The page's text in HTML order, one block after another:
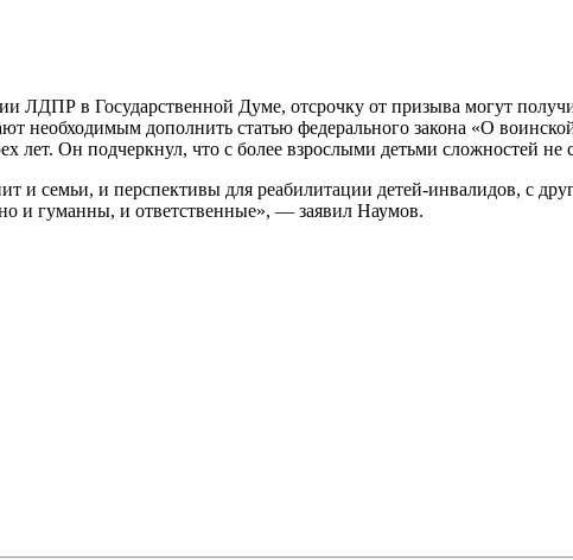
ЛДПР в Государственной Думе, отсрочку от призыва могут
дополнить статью федерального закона «О
лет. Он подчеркнул, что с более взрослыми детьми сложностей не
и семьи, и перспективы для реабилитации детей-инвалидов, с
и гуманны, и ответственные», — заявил Наумов.